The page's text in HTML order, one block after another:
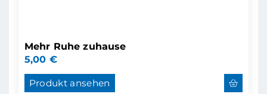
Mehr Ruhe zuhause
5,00 €
Produkt ansehen